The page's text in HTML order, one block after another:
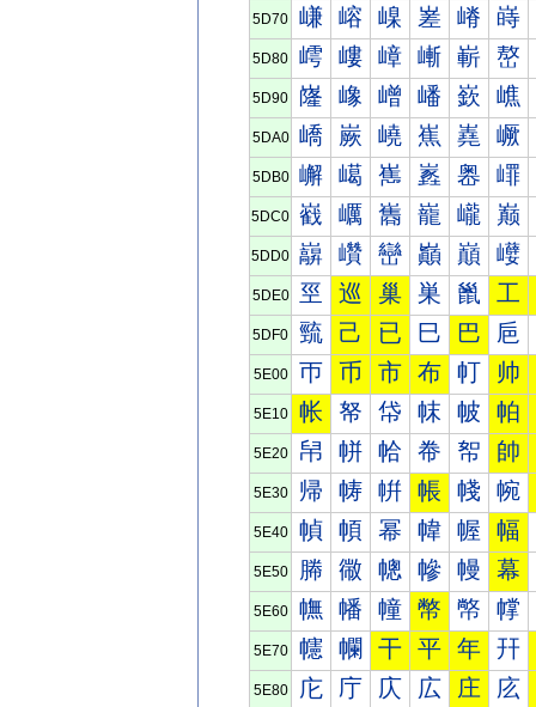
5D70 嵰 嵱 嵲 嵳 嵴 嵵
5D80 嶀 嶁 嶂 嶃 嶄 嶅
5D90 嶐 嶑 嶒 嶓 嶔 嶕
5DA0 嶠 嶡 嶢 嶣 嶤 嶥
5DB0 嶰 嶱 嶲 嶳 嶴 嶵
5DC0 巀 巁 巂 巃 巄 巅
5DD0 巐 巑 巒 巓 巔 巕
5DE0 巠 巡 巢 巣 巤 工
5DF0 巰 己 已 巳 巴 巵
5E00 帀 币 市 布 帄 帅
5E10 帐 帑 帒 帓 帔 帕
5E20 帠 帡 帢 帣 帤 帥
5E30 帰 帱 帲 帳 帴 帵
5E40 幀 幁 幂 幃 幄 幅
5E50 幐 幑 幒 幓 幔 幕
5E60 幠 幡 幢 幣 幤 幥
5E70 幰 幱 干 平 年 幵
5E80 庀 庁 庂 広 庄 庅